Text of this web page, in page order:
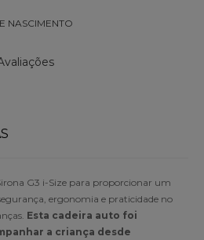
NASCIMENTO
G3 i-Size para proporcionar um
ergonomia e praticidade no
Esta cadeira auto foi
a criança desde